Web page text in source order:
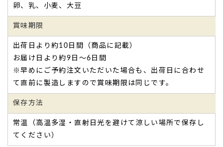
卵、乳、小麦、大豆
賞味期限
出荷日より約10日間（商品に記載）
お届け日より約9日～6日間
※早めにご予約注文いただいた場合も、出荷日に合わせ
て直前に製造しますので賞味期限は同じです。
保存方法
常温（高温多湿・直射日光を避けて涼しい場所で保存し
てください）